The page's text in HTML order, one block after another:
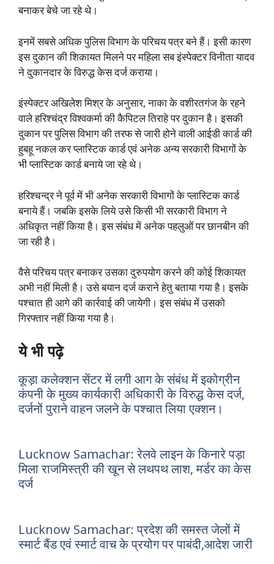
बनाकर बेचे जा रहे थे।
इनमें सबसे अधिक पुलिस विभाग के परिचय पत्र बने हैं। इसी कारण
इस दुकान की शिकायत मिलने पर महिला सब इंस्पेक्टर विनीता यादव
ने दुकानदार के विरुद्ध केस दर्ज कराया।
इंस्पेक्टर अखिलेश मिश्र के अनुसार, नाका के वशीरतगंज के रहने
वाले हरिश्चंद्र विश्वकर्मा की कैपिटल तिराहे पर दुकान है।इसकी
दुकान पर पुलिस विभाग की तरफ से जारी होने वाली आईडी कार्ड की
हुबहू नकल कर प्लास्टिक कार्ड एवं अनेक अन्य सरकारी विभागों के
भी प्लास्टिक कार्ड बनाये जा रहे थे।
हरिश्चन्द्र ने पूर्व में भी अनेक सरकारी विभागों के प्लास्टिक कार्ड
बनाये हैं। जबकि इसके लिये उसे किसी भी सरकारी विभाग ने
अधिकृत नहीं किया है। इस संबंध में अनेक पहलुओं पर छानबीन की
जा रही है।
वैसे परिचय पत्र बनाकर उसका दुरुपयोग करने की कोई शिकायत
अभी नहीं मिली है। उसे बयान दर्ज कराने हेतु बताया गया है। इसके
पश्चात ही आगे की कार्रवाई की जायेगी। इस संबंध में उसको
गिरफ्तार नहीं किया गया है।
ये भी पढ़े
कूड़ा कलेक्शन सेंटर में लगी आग के संबंध में इकोग्रीन
कंपनी के मुख्य कार्यकारी अधिकारी के विरुद्ध केस दर्ज,
दर्जनों पुराने वाहन जलने के पश्चात लिया एक्शन।
Lucknow Samachar: रेलवे लाइन के किनारे पड़ा
मिला राजमिस्त्री की खून से लथपथ लाश, मर्डर का केस
दर्ज
Lucknow Samachar: प्रदेश की समस्त जेलों में
स्मार्ट बैंड एवं स्मार्ट वाच के प्रयोग पर पाबंदी,आदेश जारी